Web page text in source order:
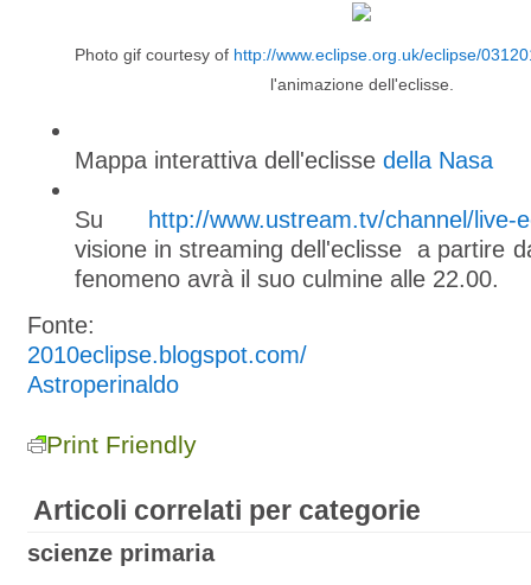
Photo gif courtesy of http://www.eclipse.org.uk/eclipse/
l'animazione dell'eclisse.
Mappa interattiva dell'eclisse della Nasa
Su
http://www.ustream.tv/channel/live-
visione in streaming dell'eclisse a partire
fenomeno avrà il suo culmine alle 22.00.
Fonte:
2010eclipse.blogspot.com/
Astroperinaldo
Print Friendly
Articoli correlati per categorie
scienze primaria